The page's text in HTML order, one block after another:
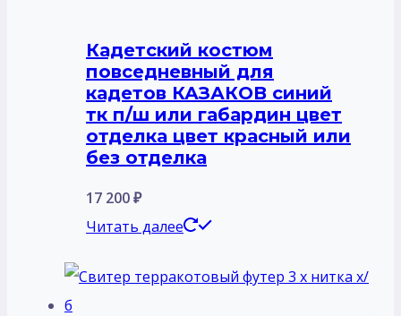
Кадетский костюм
повседневный для
кадетов КАЗАКОВ синий
тк п/ш или габардин цвет
отделка цвет красный или
без отделка
17 200₽
Читать далее